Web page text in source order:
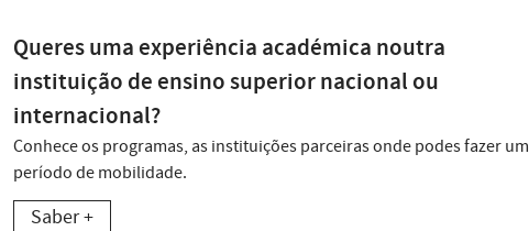
Queres uma experiência académica noutra
instituição de ensino superior nacional ou
internacional?
Conhece os programas, as instituições parceiras onde podes fazer um
período de mobilidade.
Saber +